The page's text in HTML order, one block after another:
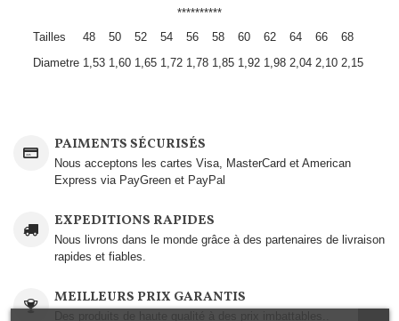
**********
Tailles
48 50 52 54 56 58 60 62 64 66
68
Diametre 1,53 1,60 1,65 1,72 1,78 1,85 1,92 1,98 2,04 2,10 2,15
PAIMENTS SÉCURISÉS
Nous acceptons les cartes Visa, MasterCard et American
Express via PayGreen et PayPal
EXPEDITIONS RAPIDES
Nous livrons dans le monde grâce à des partenaires de livraison
rapides et fiables.
MEILLEURS PRIX GARANTIS